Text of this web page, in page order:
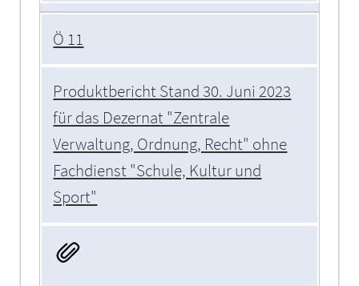
Ö 11
Produktbericht Stand 30. Juni 2023
für das Dezernat "Zentrale
Verwaltung, Ordnung, Recht" ohne
Fachdienst "Schule, Kultur und
Sport"